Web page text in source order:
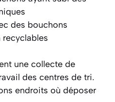
des bouchons
une collecte de
des centres de tri.
endroits où déposer